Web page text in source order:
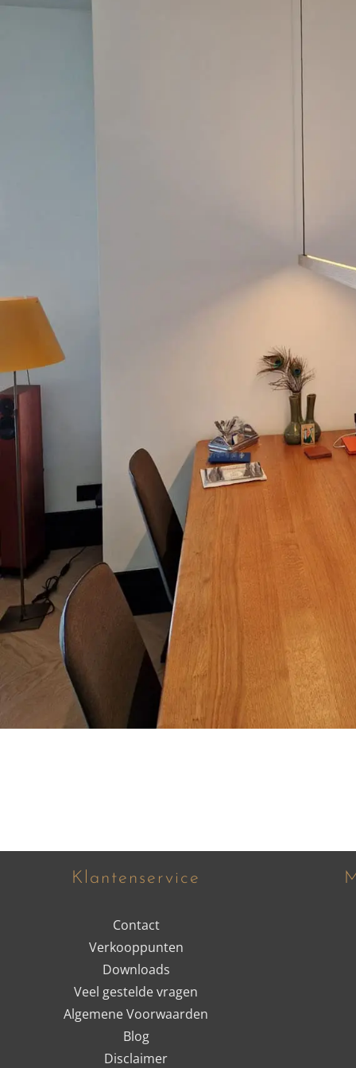
Klantenservice
Contact
Verkooppunten
Downloads
Veel gestelde vragen
Algemene Voorwaarden
Blog
Disclaimer